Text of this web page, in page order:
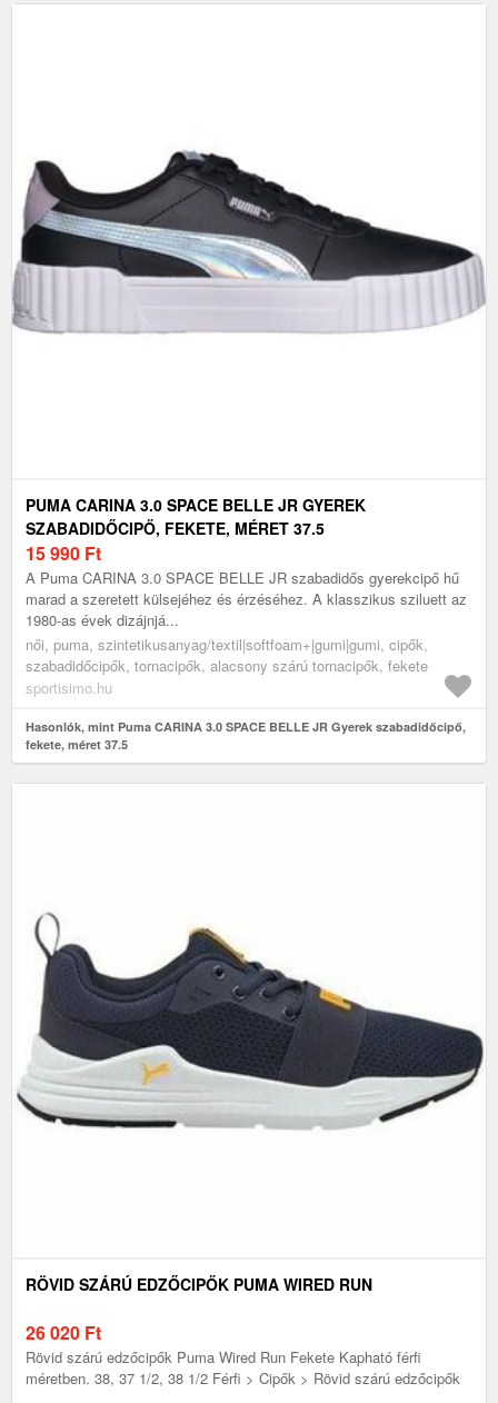
PUMA CARINA 3.0 SPACE BELLE JR GYEREK
SZABADIDŐCIPŐ, FEKETE, MÉRET 37.5
15 990 Ft
A Puma CARINA 3.0 SPACE BELLE JR szabadidős gyerekcipő hű
marad a szeretett külsejéhez és érzéséhez. A klasszikus sziluett az
1980-as évek dizájnjá...
női, puma, szintetikusanyag/textil|softfoam+|gumi|gumi, cipők,
szabadidőcipők, tornacipők, alacsony szárú tornacipők, fekete
sportisimo.hu
Hasonlók, mint Puma CARINA 3.0 SPACE BELLE JR Gyerek szabadidőcipő,
fekete, méret 37.5
RÖVID SZÁRÚ EDZŐCIPŐK PUMA WIRED RUN
26 020 Ft
Rövid szárú edzőcipők Puma Wired Run Fekete Kapható férfi
méretben. 38, 37 1/2, 38 1/2 Férfi > Cipők > Rövid szárú edzőcipők